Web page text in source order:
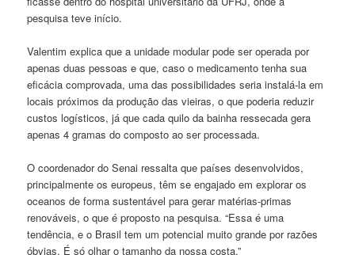
pesquisa teve início.
Valentim explica que a unidade modular pode ser operada por
apenas duas pessoas e que, caso o medicamento tenha sua
eficácia comprovada, uma das possibilidades seria instalá-la em
locais próximos da produção das vieiras, o que poderia reduzir
custos logísticos, já que cada quilo da bainha ressecada gera
apenas 4 gramas do composto ao ser processada.
O coordenador do Senai ressalta que países desenvolvidos,
principalmente os europeus, têm se engajado em explorar os
oceanos de forma sustentável para gerar matérias-primas
renováveis, o que é proposto na pesquisa. “Essa é uma
tendência, e o Brasil tem um potencial muito grande por razões
óbvias. É só olhar o tamanho da nossa costa.”